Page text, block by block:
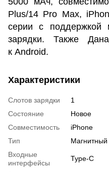
Plus/14 Pro Max,
серии с поддержкой
зарядки. Также
к Android.
Характеристики
Слотов зарядки
1
Состояние
Новое
Совместимость
iPhone
Тип
Магнитный
Входные
интерфейсы
Type-C